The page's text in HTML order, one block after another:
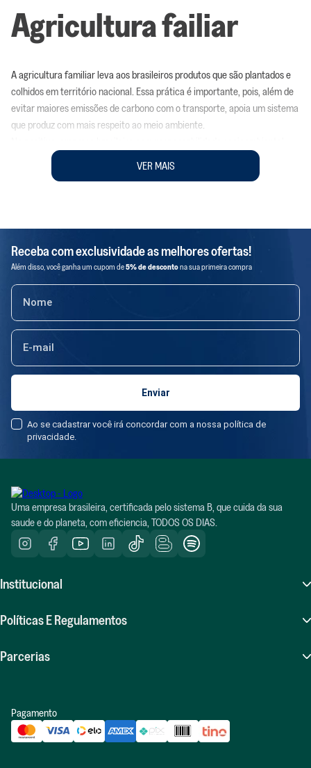
Agricultura failiar
A agricultura familiar leva aos brasileiros produtos que são plantados e
colhidos em território nacional. Essa prática é importante, pois, além de
evitar maiores emissões de carbono com o transporte, apoia um sistema
que produz com mais respeito ao meio ambiente.
fortalecemos a agricultura familiar. Valorizamos os recursos locais,
aumentando o giro econômico e apoiando produtores que respeitam a
VER MAIS
Receba com exclusividade as melhores ofertas!
Além disso, você ganha um cupom de5% de descontona sua primeira compra
Ao se cadastrar você irá concordar com a nossa política de
privacidade.
Uma empresa brasileira, certificada pelo sistema B, que cuida da sua
saude e do planeta, com eficiencia, TODOS OS DIAS.
Institucional
Sobre Nós
Indique E Ganhe
Blog
Políticas E Regulamentos
Perguntas Frequentes (FAQ)
Políticas De Trocas E Devoluções
Política De Privacidade
Parcerias
Revenda Positiv.a
Pagamento